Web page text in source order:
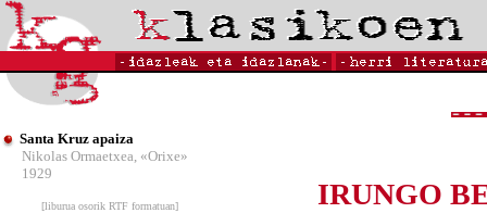
Santa Kruz apaiza
Nikolas Ormaetxea, «Orixe»
1929
[liburua osorik RTF formatuan]
IRUNGO